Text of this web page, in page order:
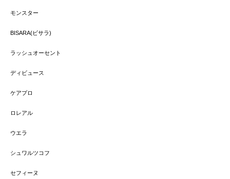
モンスター
BISARA(ビサラ)
ラッシュオーセント
ディビュース
ケアプロ
ロレアル
ウエラ
シュワルツコフ
セフィーヌ